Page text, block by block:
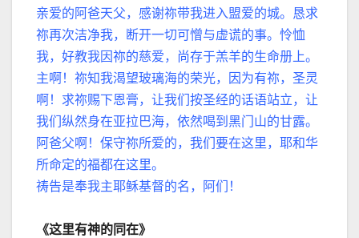
亲爱的阿爸天父，感谢祢带我进入盟爱的城。恳求
祢再次洁净我，断开一切可憎与虚谎的事。怜恤
我，好教我因祢的慈爱，尚存于羔羊的生命册上。
主啊！祢知我渴望玻璃海的荣光，因为有祢，圣灵
啊！求祢赐下恩膏，让我们按圣经的话语站立，让
我们纵然身在亚拉巴海，依然喝到黑门山的甘露。
阿爸父啊！保守祢所爱的，我们要在这里，耶和华
所命定的福都在这里。
祷告是奉我主耶稣基督的名，阿们！
《这里有神的同在》